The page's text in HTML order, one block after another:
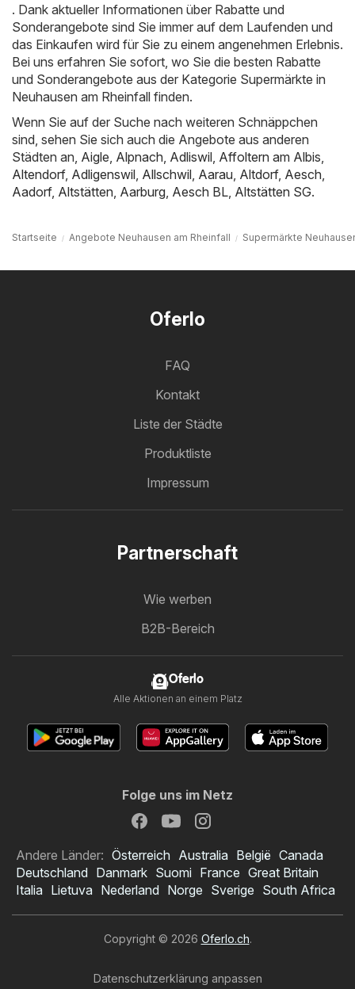
. Dank aktueller Informationen über Rabatte und
Sonderangebote sind Sie immer auf dem Laufenden und
das Einkaufen wird für Sie zu einem angenehmen Erlebnis.
Bei uns erfahren Sie sofort, wo Sie die besten Rabatte
und Sonderangebote aus der Kategorie Supermärkte in
Neuhausen am Rheinfall finden.
Wenn Sie auf der Suche nach weiteren Schnäppchen
sind, sehen Sie sich auch die Angebote aus anderen
Städten an, Aigle Alpnach Adliswil Affoltern am Albis
Altendorf, Adligenswil Allschwil Aarau Altdorf, Aesch
Aadorf, Altstätten Aarburg Aesch BL Altstätten SG.
Startseite Angebote Neuhausen am Rheinfall Supermärkte
Oferlo
FAQ
Kontakt
Liste der Städte
Produktliste
Impressum
Partnerschaft
Wie werben
B2B-Bereich
Oferlo
Alle Aktionen an einem Platz
Folge uns im Netz
Andere Länder: Österreich Australia België Canada
Deutschland Danmark Suomi France Great Britain
Italia Lietuva Nederland Norge Sverige South Africa
Copyright © 2026 Oferlo.ch.
Datenschutzerklärung anpassen